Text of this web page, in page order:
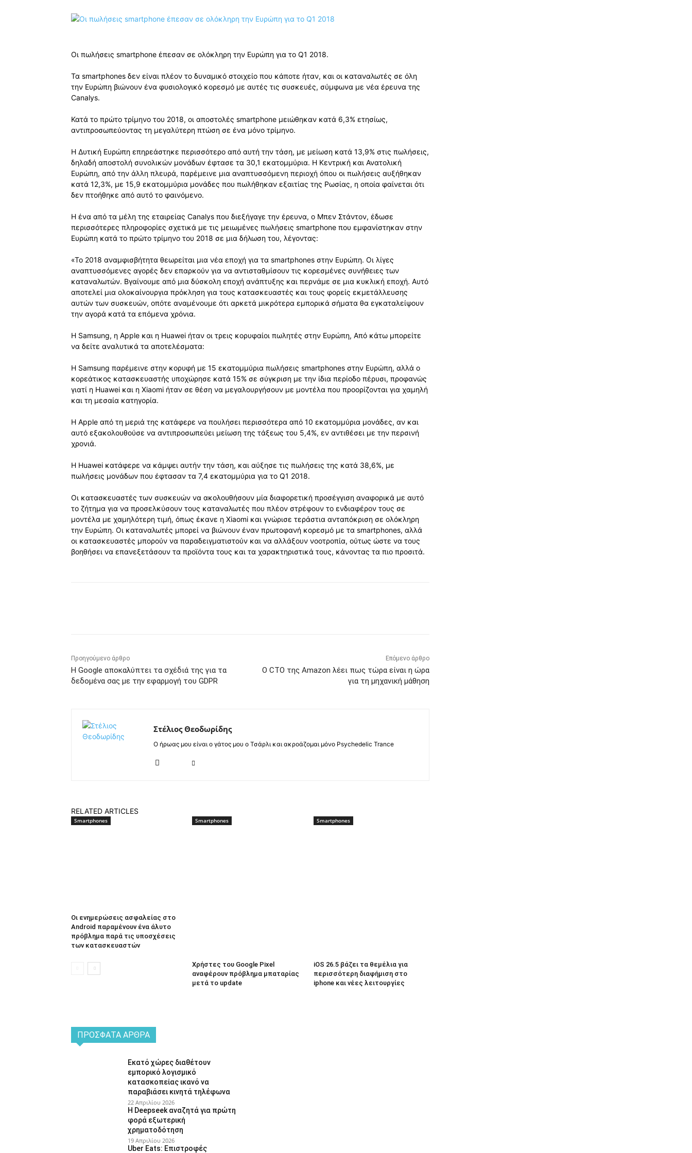
Οι πωλήσεις smartphone έπεσαν σε ολόκληρη την Ευρώπη για το Q1 2018.
Τα smartphones δεν είναι πλέον το δυναμικό στοιχείο που κάποτε ήταν, και οι καταναλωτές σε όλη
την Ευρώπη βιώνουν ένα φυσιολογικό κορεσμό με αυτές τις συσκευές, σύμφωνα με νέα έρευνα της
Canalys.
Κατά το πρώτο τρίμηνο του 2018, οι αποστολές smartphone μειώθηκαν κατά 6,3% ετησίως,
αντιπροσωπεύοντας τη μεγαλύτερη πτώση σε ένα μόνο τρίμηνο.
Η Δυτική Ευρώπη επηρεάστηκε περισσότερο από αυτή την τάση, με μείωση κατά 13,9% στις πωλήσεις,
δηλαδή αποστολή συνολικών μονάδων έφτασε τα 30,1 εκατομμύρια. Η Κεντρική και Ανατολική
Ευρώπη, από την άλλη πλευρά, παρέμεινε μια αναπτυσσόμενη περιοχή όπου οι πωλήσεις αυξήθηκαν
κατά 12,3%, με 15,9 εκατομμύρια μονάδες που πωλήθηκαν εξαιτίας της Ρωσίας, η οποία φαίνεται ότι
δεν πτοήθηκε από αυτό το φαινόμενο.
Η ένα από τα μέλη της εταιρείας Canalys που διεξήγαγε την έρευνα, ο Μπεν Στάντον, έδωσε
περισσότερες πληροφορίες σχετικά με τις μειωμένες πωλήσεις smartphone που εμφανίστηκαν στην
Ευρώπη κατά το πρώτο τρίμηνο του 2018 σε μια δήλωση του, λέγοντας:
«Το 2018 αναμφισβήτητα θεωρείται μια νέα εποχή για τα smartphones στην Ευρώπη. Οι λίγες
αναπτυσσόμενες αγορές δεν επαρκούν για να αντισταθμίσουν τις κορεσμένες συνήθειες των
καταναλωτών. Βγαίνουμε από μια δύσκολη εποχή ανάπτυξης και περνάμε σε μια κυκλική εποχή. Αυτό
αποτελεί μια ολοκαίνουργια πρόκληση για τους κατασκευαστές και τους φορείς εκμετάλλευσης
αυτών των συσκευών, οπότε αναμένουμε ότι αρκετά μικρότερα εμπορικά σήματα θα εγκαταλείψουν
την αγορά κατά τα επόμενα χρόνια.
Η Samsung, η Apple και η Huawei ήταν οι τρεις κορυφαίοι πωλητές στην Ευρώπη, Από κάτω μπορείτε
να δείτε αναλυτικά τα αποτελέσματα:
Η Samsung παρέμεινε στην κορυφή με 15 εκατομμύρια πωλήσεις smartphones στην Ευρώπη, αλλά ο
κορεάτικος κατασκευαστής υποχώρησε κατά 15% σε σύγκριση με την ίδια περίοδο πέρυσι, προφανώς
γιατί η Huawei και η Xiaomi ήταν σε θέση να μεγαλουργήσουν με μοντέλα που προορίζονται για χαμηλή
και τη μεσαία κατηγορία.
Η Apple από τη μεριά της κατάφερε να πουλήσει περισσότερα από 10 εκατομμύρια μονάδες, αν και
αυτό εξακολουθούσε να αντιπροσωπεύει μείωση της τάξεως του 5,4%, εν αντιθέσει με την περσινή
χρονιά.
Η Huawei κατάφερε να κάμψει αυτήν την τάση, και αύξησε τις πωλήσεις της κατά 38,6%, με
πωλήσεις μονάδων που έφτασαν τα 7,4 εκατομμύρια για το Q1 2018.
Οι κατασκευαστές των συσκευών να ακολουθήσουν μία διαφορετική προσέγγιση αναφορικά με αυτό
το ζήτημα για να προσελκύσουν τους καταναλωτές που πλέον στρέφουν το ενδιαφέρον τους σε
μοντέλα με χαμηλότερη τιμή, όπως έκανε η Xiaomi και γνώρισε τεράστια ανταπόκριση σε ολόκληρη
την Ευρώπη. Οι καταναλωτές μπορεί να βιώνουν έναν πρωτοφανή κορεσμό με τα smartphones, αλλά
οι κατασκευαστές μπορούν να παραδειγματιστούν και να αλλάξουν νοοτροπία, ούτως ώστε να τους
βοηθήσει να επανεξετάσουν τα προϊόντα τους και τα χαρακτηριστικά τους, κάνοντας τα πιο προσιτά.
Προηγούμενο άρθρο
Η Google αποκαλύπτει τα σχέδιά της για τα
δεδομένα σας με την εφαρμογή του GDPR
Επόμενο άρθρο
Ο CTO της Amazon λέει πως τώρα είναι η ώρα
για τη μηχανική μάθηση
Στέλιος Θεοδωρίδης
Ο ήρωας μου είναι ο γάτος μου ο Τσάρλι και ακροάζομαι μόνο Psychedelic Trance
RELATED ARTICLES
Smartphones
Οι ενημερώσεις ασφαλείας στο
Android παραμένουν ένα άλυτο
πρόβλημα παρά τις υποσχέσεις
των κατασκευαστών
Smartphones
Χρήστες του Google Pixel
αναφέρουν πρόβλημα μπαταρίας
μετά το update
Smartphones
iOS 26.5 βάζει τα θεμέλια για
περισσότερη διαφήμιση στο
iphone και νέες λειτουργίες
ΠΡΌΣΦΑΤΑ ΆΡΘΡΑ
Εκατό χώρες διαθέτουν
εμπορικό λογισμικό
κατασκοπείας ικανό να
παραβιάσει κινητά τηλέφωνα
22 Απριλίου 2026
Η Deepseek αναζητά για πρώτη
φορά εξωτερική
χρηματοδότηση
19 Απριλίου 2026
Uber Eats: Επιστροφές